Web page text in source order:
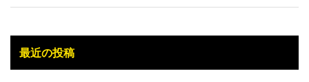
最近の投稿